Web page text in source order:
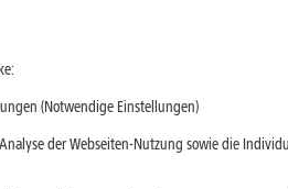
Akku schwächelt, wird das
Wege, wie Du Deinen Akku
(Notwendige Einstellungen)
der Webseiten-Nutzung sowie die